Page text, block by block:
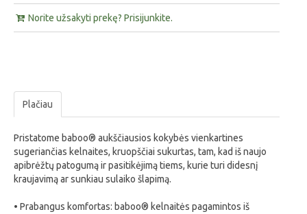
Norite užsakyti prekę? Prisijunkite.
Plačiau
Pristatome baboo® aukščiausios kokybės vienkartines
sugeriančias kelnaites, kruopščiai sukurtas, tam, kad iš naujo
apibrėžtų patogumą ir pasitikėjimą tiems, kurie turi didesnį
kraujavimą ar sunkiau sulaiko šlapimą.
• Prabangus komfortas: baboo® kelnaitės pagamintos iš